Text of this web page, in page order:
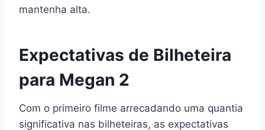
mantenha alta.
Expectativas de Bilheteira
para Megan 2
Com o primeiro filme arrecadando uma quantia
significativa nas bilheteiras, as expectativas